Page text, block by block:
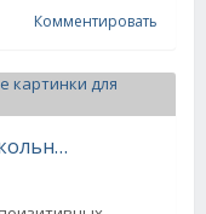
Комментировать
Шикарные фотографии и прикольные картинки для хорошего настроения